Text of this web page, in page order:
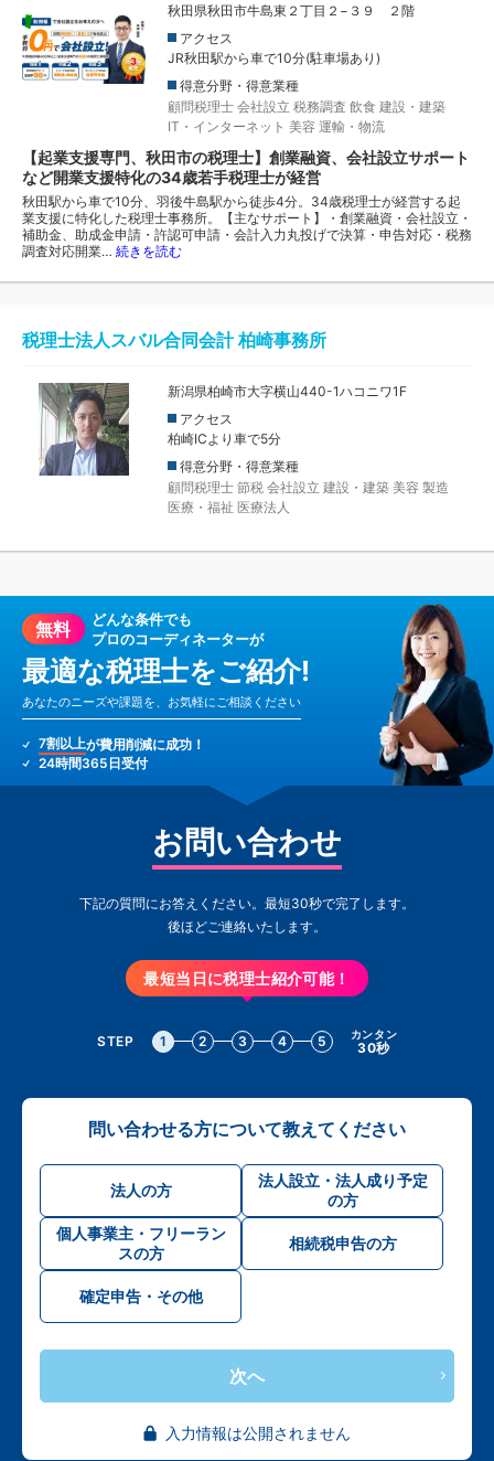
秋田県秋田市牛島東２丁目２−３９ ２階
アクセス
JR秋田駅から車で10分(駐車場あり)
得意分野・得意業種
顧問税理士 会社設立 税務調査 飲食 建設・建築
IT・インターネット 美容 運輸・物流
【起業支援専門、秋田市の税理士】創業融資、会社設立サポート
など開業支援特化の34歳若手税理士が経営
秋田駅から車で10分、羽後牛島駅から徒歩4分。34歳税理士が経営する起
業支援に特化した税理士事務所。【主なサポート】・創業融資・会社設立・
補助金、助成金申請・許認可申請・会計入力丸投げで決算・申告対応・税務
調査対応開業… 続きを読む
税理士法人スバル合同会計 柏崎事務所
新潟県柏崎市大字横山440-1ハコニワ1F
アクセス
柏崎ICより車で5分
得意分野・得意業種
顧問税理士 節税 会社設立 建設・建築 美容 製造
医療・福祉 医療法人
無料
どんな条件でも
プロのコーディネーターが
最適な税理士をご紹介!
あなたのニーズや課題を、お気軽にご相談ください
7割以上が費用削減に成功！
24時間365日受付
お問い合わせ
下記の質問にお答えください。最短30秒で完了します。
後ほどご連絡いたします。
最短当日に税理士紹介可能！
STEP 1 2 3 4 5 カンタン
30秒
問い合わせる方について教えてください
法人の方
法人設立・法人成り予定
の方
個人事業主・フリーラン
スの方
相続税申告の方
確定申告・その他
次へ
入力情報は公開されません